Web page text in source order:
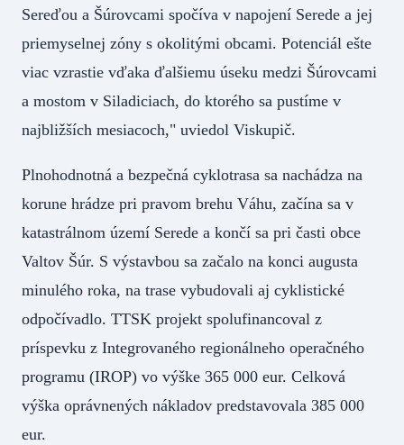
Sereďou a Šúrovcami spočíva v napojení Serede a jej
priemyselnej zóny s okolitými obcami. Potenciál ešte
viac vzrastie vďaka ďalšiemu úseku medzi Šúrovcami
a mostom v Siladiciach, do ktorého sa pustíme v
najbližších mesiacoch," uviedol Viskupič.
Plnohodnotná a bezpečná cyklotrasa sa nachádza na
korune hrádze pri pravom brehu Váhu, začína sa v
katastrálnom území Serede a končí sa pri časti obce
Valtov Šúr. S výstavbou sa začalo na konci augusta
minulého roka, na trase vybudovali aj cyklistické
odpočívadlo. TTSK projekt spolufinancoval z
príspevku z Integrovaného regionálneho operačného
programu (IROP) vo výške 365 000 eur. Celková
výška oprávnených nákladov predstavovala 385 000
eur.